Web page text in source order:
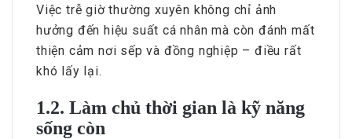
Việc trễ giờ thường xuyên không chỉ ảnh
hưởng đến hiệu suất cá nhân mà còn đánh mất
thiện cảm nơi sếp và đồng nghiệp – điều rất
khó lấy lại.
1.2. Làm chủ thời gian là kỹ năng
sống còn